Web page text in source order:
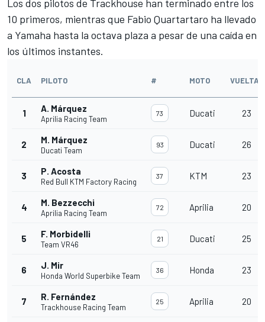
Los dos pilotos de Trackhouse han terminado entre los
10 primeros, mientras que Fabio Quartartaro ha llevado
a Yamaha hasta la octava plaza a pesar de una caída en
los últimos instantes.
CLA PILOTO # MOTO VUELTAS
1 A. Márquez
Aprilia Racing Team
73 Ducati 23
2 M. Márquez
Ducati Team
93 Ducati 26
3 P. Acosta
Red Bull KTM Factory Racing
37 KTM 23
4 M. Bezzecchi
Aprilia Racing Team
72 Aprilia 20
5 F. Morbidelli
Team VR46
21 Ducati 25
6 J. Mir
Honda World Superbike Team
36 Honda 23
7 R. Fernández
Trackhouse Racing Team
25 Aprilia 20